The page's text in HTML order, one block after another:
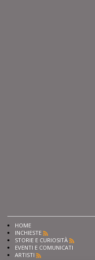
HOME
INCHIESTE
STORIE E CURIOSITÀ
EVENTI E COMUNICATI
ARTISTI